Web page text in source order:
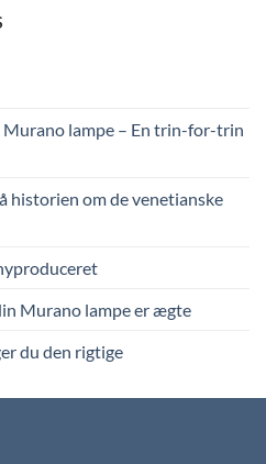
Murano lampe – En trin-for-trin
historien om de venetianske
Murano lampe er ægte
du den rigtige